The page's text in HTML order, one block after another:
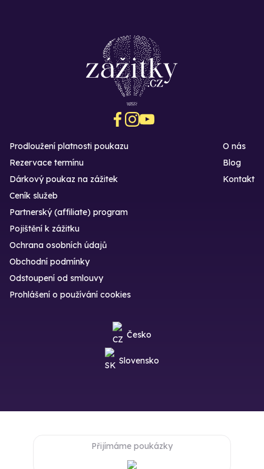
Prodloužení platnosti poukazu
Rezervace termínu
Dárkový poukaz na zážitek
O nás
Blog
Kontakt
Ceník služeb
Partnerský (affiliate) program
Pojištění k zážitku
Ochrana osobních údajů
Obchodní podmínky
Odstoupení od smlouvy
Prohlášení o používání cookies
Česko
Slovensko
Přijímáme poukázky